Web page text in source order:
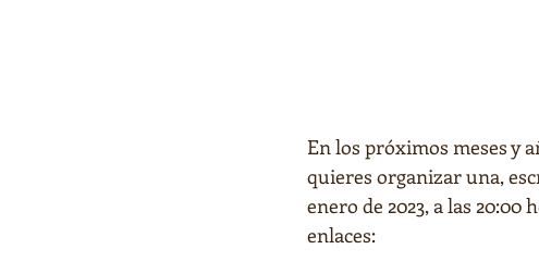
En los próximos meses y
quieres organizar una,
enero de 2023, a las
enlaces: